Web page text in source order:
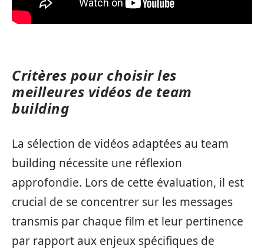
Critères pour choisir les
meilleures vidéos de team
building
La sélection de vidéos adaptées au team
building nécessite une réflexion
approfondie. Lors de cette évaluation, il est
crucial de se concentrer sur les messages
transmis par chaque film et leur pertinence
par rapport aux enjeux spécifiques de